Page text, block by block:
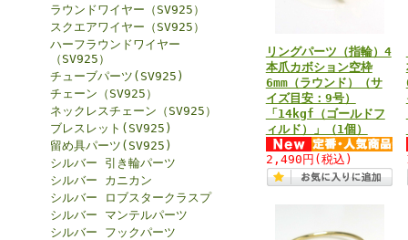
ラウンドワイヤー（SV925）
スクエアワイヤー（SV925）
ハーフラウンドワイヤー
（SV925）
チューブパーツ(SV925)
チェーン（SV925）
ネックレスチェーン（SV925）
ブレスレット(SV925)
留め具パーツ(SV925)
シルバー 引き輪パーツ
シルバー カニカン
シルバー ロブスタークラスプ
シルバー マンテルパーツ
シルバー フックパーツ
リングパーツ（指輪）4
本爪カボション空枠
6mm（ラウンド）（サ
イズ目安：9号）
「14kgf（ゴールドフ
ィルド）」（1個）
2,490円 (税込)